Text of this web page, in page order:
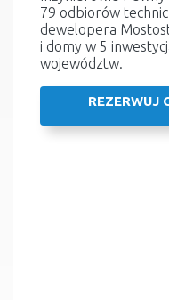
79 odbiorów
dewelopera
i domy w 5
województw.
REZERWUJ